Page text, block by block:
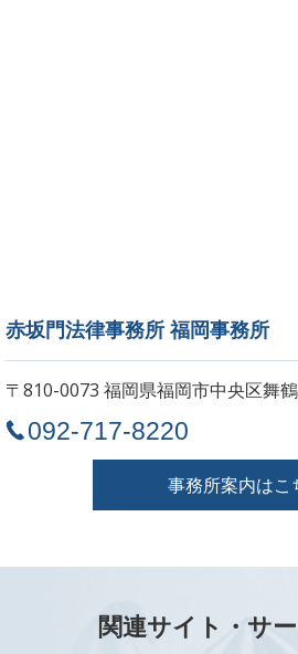
赤坂門法律事務所 福岡事務所
〒810-0073 福岡県福岡市中央区舞
092-717-8220
事務所案内はこ
関連サイト・サ